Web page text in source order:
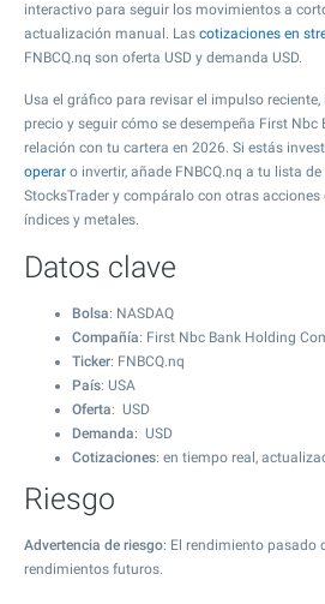
interactivo para seguir los movimientos a
actualización manual. Las cotizaciones en
FNBCQ.nq son oferta USD y demanda USD.
Usa el gráfico para revisar el impulso
precio y seguir cómo se desempeña First Nbc
relación con tu cartera en 2026. Si estás
operar o invertir, añade FNBCQ.nq a tu lista
StocksTrader y compáralo con otras acciones
índices y metales.
Datos clave
Bolsa: NASDAQ
Compañía: First Nbc Bank Holding
Ticker: FNBCQ.nq
País: USA
Oferta: USD
Demanda: USD
Cotizaciones: en tiempo real,
Riesgo
Advertencia de riesgo: El rendimiento pasado
rendimientos futuros.